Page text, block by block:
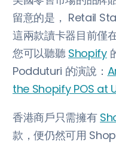
留意的是， Retail
這兩款讀卡器目前僅
您可以聽聽 Shopify
Podduturi 的演說：
the Shopify POS at
香港商戶只需擁有
款，便仍然可用